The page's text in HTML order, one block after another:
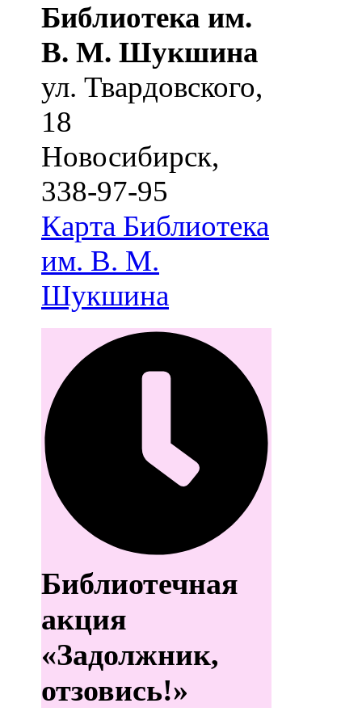
Библиотека им.
В. М. Шукшина
ул. Твардовского,
18
Новосибирск,
338-97-95
Карта Библиотека
им. В. М.
Шукшина
Библиотечная
акция
«Задолжник,
отзовись!»